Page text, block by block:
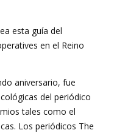
esta guía del
en el Reino
aniversario, fue
del periódico
tales como el
Los periódicos The